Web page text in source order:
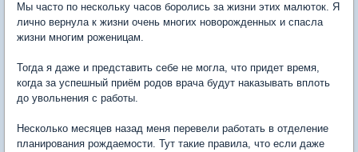
Мы часто по нескольку часов боролись за жизни этих малюток. Я
лично вернула к жизни очень многих новорожденных и спасла
жизни многим роженицам.
Тогда я даже и представить себе не могла, что придет время,
когда за успешный приём родов врача будут наказывать вплоть
до увольнения с работы.
Несколько месяцев назад меня перевели работать в отделение
планирования рождаемости. Тут такие правила, что если даже